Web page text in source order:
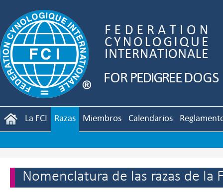
La FCI Razas Miembros Calendarios
Nomenclatura de las razas de la